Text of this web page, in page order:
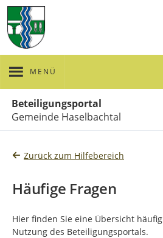
MENÜ
Beteiligungsportal
Gemeinde Haselbachtal
Zurück zum Hilfebereich
Häufige Fragen
Hier finden Sie eine Übersicht
Nutzung des Beteiligungsportals.